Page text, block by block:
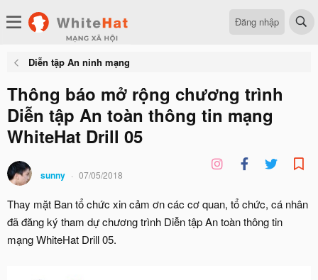
Đăng nhập
Diễn tập An ninh mạng
Thông báo mở rộng chương trình
Diễn tập An toàn thông tin mạng
WhiteHat Drill 05
sunny 07/05/2018
Thay mặt Ban tổ chức xin cảm ơn các cơ quan, tổ chức, cá nhân
đã đăng ký tham dự chương trình Diễn tập An toàn thông tin
mạng WhiteHat Drill 05.